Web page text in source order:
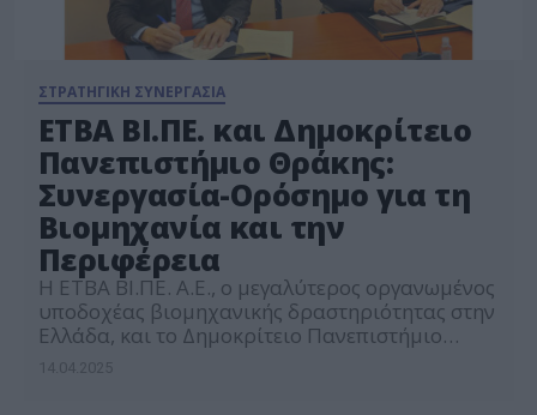
ΣΤΡΑΤΗΓΙΚΗ ΣΥΝΕΡΓΑΣΙΑ
ΕΤΒΑ ΒΙ.ΠΕ. και Δημοκρίτειο
Πανεπιστήμιο Θράκης:
Συνεργασία-Ορόσημο για τη
Βιομηχανία και την
Περιφέρεια
Η ΕΤΒΑ ΒΙ.ΠΕ. Α.Ε., ο μεγαλύτερος οργανωμένος
υποδοχέας βιομηχανικής δραστηριότητας στην
Ελλάδα, και το Δημοκρίτειο Πανεπιστήμιο